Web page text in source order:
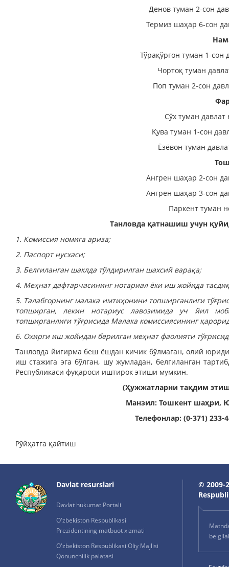
Денов туман 2-сон
Термиз шаҳар 6-сон
Тўрақўрғон туман 1-
Чортоқ туман
Поп туман 2-сон
Сўх туман
Қува туман 1-сон
Ёзёвон туман
Ангрен шаҳар 2-сон
Ангрен шаҳар 3-сон
Паркент туман
Танловда қатнашиш учун
1. Комиссия номига ариза;
2. Паспорт нусхаси;
3. Белгиланган шаклда тўлдирилган шахсий варақа;
4. Меҳнат дафтарчасининг нотариал ёки иш жойида
5. Талабгорнинг малака имтиҳонини топширганлиги
топширган, лекин нотариус лавозимида уч йил
топширганлиги тўғрисида Малака комиссиясининг
6. Охирги иш жойидан берилган меҳнат фаолияти
Танловда йигирма беш ёш­дан кичик бўлмаган, олий
иш стажига эга бўлган, шу жумладан, белгиланган
Республикаси фуқароси иштирок этиши мумкин.
(Ҳужжатларни тақдим
Манзил: Тошкент шаҳри,
Телефонлар: (0-371) 233-
Рўйҳатга қайтиш
Davlat resurslari
Davlat hukumat Portali
O'zbekiston Respublikasi
Prezidentining matbuot xizmati
O'zbekiston Respublikasi Oliy Majlisi
Qonunchilik palatasi
© 2009-